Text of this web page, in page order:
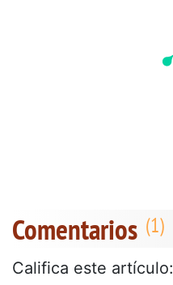
Comentarios
Califica este artículo: